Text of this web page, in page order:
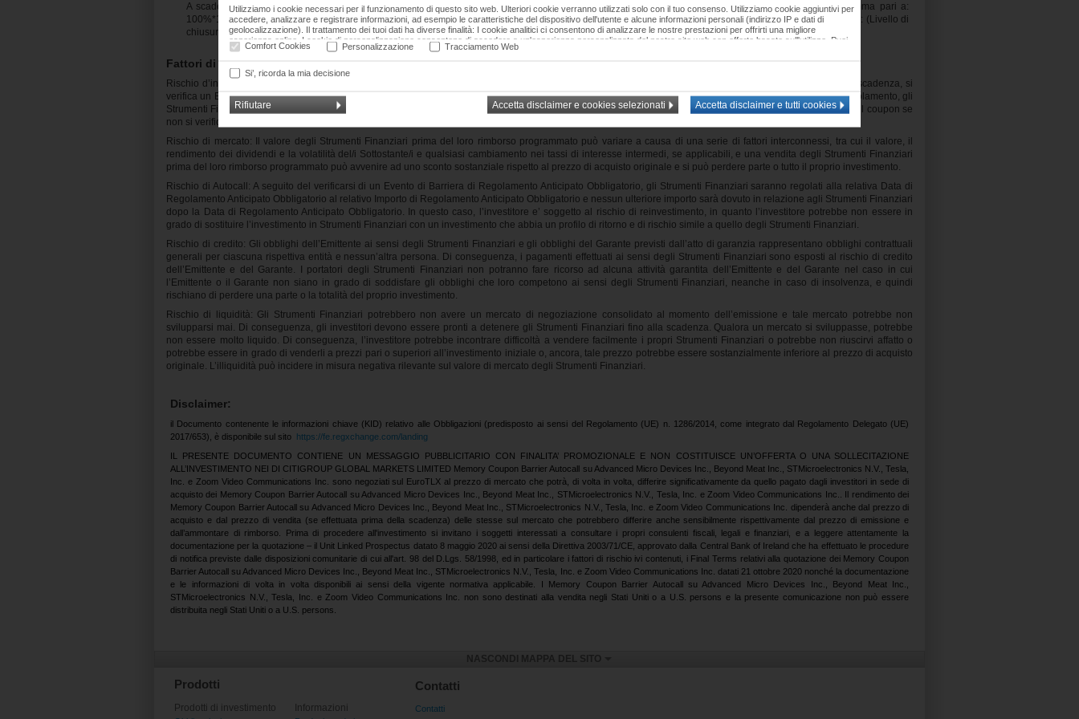
Utilizziamo i cookie necessari per il funzionamento di questo sito web. Ulteriori cookie verranno utilizzati solo con il tuo consenso. Utilizziamo cookie aggiuntivi per
accedere, analizzare e registrare informazioni, ad esempio le caratteristiche del dispositivo dell'utente e alcune informazioni personali (indirizzo IP e dati di
geolocalizzazione). Il trattamento dei tuoi dati ha diverse finalità: I cookie analitici ci consentono di analizzare le nostre prestazioni per offrirti una migliore
esperienza online. I cookie di personalizzazione consentono di accedere a un'esperienza personalizzata del nostro sito web con offerte basate sull'utilizzo. Puoi
liberamente dare, rifiutare o revocare il tuo consenso in qualsiasi momento utilizzando il link in fondo a ogni pagina. È possibile accettare gruppi di cookie o tutti i
nostra informativa sulla privacy.
Comfort Cookies Personalizzazione Tracciamento Web
Si’, ricorda la mia decisione
Rifiutare
A scadenza: se il peggior sottostante è pari o al di sopra della Barriera a Scadenza (pari a 60% del livello iniziale), l’investitore riceverà una somma pari a:
100%*1000 EUR. Altrimenti, se il sottostante è al di sotto della Barriera a Scadenza (pari a 60% del livello iniziale), l’investitore riceverà una somma pari a: (Livello di
chiusura alla data di valutazione finale / Livello Iniziale) * 1000 EUR.
Fattori di rischio
Rischio d’investimento: l’investitore deve essere pronto a sostenere una perdita totale o parziale del prezzo d’acquisto degli Strumenti Finanziari. Se, alla scadenza, si
verifica un Evento Barriera di Regolamento ed il Livello di Riferimento Finale del Sottostante della Performance Finale è inferiore al suo Livello Iniziale di Regolamento, gli
Strumenti Finanziari potrebbero rimborsare inferiormente rispetto al livello di investimento iniziale o addirittura zero. Inoltre, l’investitore potrebbe non ricevere il coupon se
non si verifica un Evento di Barriera del Coupon.
Rischio di mercato: Il valore degli Strumenti Finanziari prima del loro rimborso programmato può variare a causa di una serie di fattori interconnessi, tra cui il valore, il
rendimento dei dividendi e la volatilità del/i Sottostante/i e qualsiasi cambiamento nei tassi di interesse intermedi, se applicabili, e una vendita degli Strumenti Finanziari
prima del loro rimborso programmato può avvenire ad uno sconto sostanziale rispetto al prezzo di acquisto originale e si può perdere parte o tutto il proprio investimento.
Rischio di Autocall: A seguito del verificarsi di un Evento di Barriera di Regolamento Anticipato Obbligatorio, gli Strumenti Finanziari saranno regolati alla relativa Data di
Regolamento Anticipato Obbligatorio al relativo Importo di Regolamento Anticipato Obbligatorio e nessun ulteriore importo sarà dovuto in relazione agli Strumenti Finanziari
dopo la Data di Regolamento Anticipato Obbligatorio. In questo caso, l’investitore e’ soggetto al rischio di reinvestimento, in quanto l’investitore potrebbe non essere in
grado di sostituire l’investimento in Strumenti Finanziari con un investimento che abbia un profilo di ritorno e di rischio simile a quello degli Strumenti Finanziari.
Rischio di credito: Gli obblighi dell’Emittente ai sensi degli Strumenti Finanziari e gli obblighi del Garante previsti dall’atto di garanzia rappresentano obblighi contrattuali
generali per ciascuna rispettiva entità e nessun’altra persona. Di conseguenza, i pagamenti effettuati ai sensi degli Strumenti Finanziari sono esposti al rischio di credito
dell’Emittente e del Garante. I portatori degli Strumenti Finanziari non potranno fare ricorso ad alcuna attività garantita dell’Emittente e del Garante nel caso in cui
l’Emittente o il Garante non siano in grado di soddisfare gli obblighi che loro competono ai sensi degli Strumenti Finanziari, neanche in caso di insolvenza, e quindi
rischiano di perdere una parte o la totalità del proprio investimento.
Rischio di liquidità: Gli Strumenti Finanziari potrebbero non avere un mercato di negoziazione consolidato al momento dell’emissione e tale mercato potrebbe non
svilupparsi mai. Di conseguenza, gli investitori devono essere pronti a detenere gli Strumenti Finanziari fino alla scadenza. Qualora un mercato si sviluppasse, potrebbe
non essere molto liquido. Di conseguenza, l’investitore potrebbe incontrare difficoltà a vendere facilmente i propri Strumenti Finanziari o potrebbe non riuscirvi affatto o
potrebbe essere in grado di venderli a prezzi pari o superiori all’investimento iniziale o, ancora, tale prezzo potrebbe essere sostanzialmente inferiore al prezzo di acquisto
originale. L’illiquidità può incidere in misura negativa rilevante sul valore di mercato degli Strumenti Finanziari.
Disclaimer:
il Documento contenente le informazioni chiave (KID) relativo alle Obbligazioni (predisposto ai sensi del Regolamento (UE) n. 1286/2014, come integrato dal Regolamento Delegato (UE)
2017/653), è disponibile sul sito https://fe.regxchange.com/landing
IL PRESENTE DOCUMENTO CONTIENE UN MESSAGGIO PUBBLICITARIO CON FINALITA’ PROMOZIONALE E NON COSTITUISCE UN’OFFERTA O UNA SOLLECITAZIONE
ALL’INVESTIMENTO NEI DI CITIGROUP GLOBAL MARKETS LIMITED Memory Coupon Barrier Autocall su Advanced Micro Devices Inc., Beyond Meat Inc., STMicroelectronics N.V., Tesla,
Inc. e Zoom Video Communications Inc. sono negoziati sul EuroTLX al prezzo di mercato che potrà, di volta in volta, differire significativamente da quello pagato dagli investitori in sede di
acquisto dei Memory Coupon Barrier Autocall su Advanced Micro Devices Inc., Beyond Meat Inc., STMicroelectronics N.V., Tesla, Inc. e Zoom Video Communications Inc.. Il rendimento dei
Memory Coupon Barrier Autocall su Advanced Micro Devices Inc., Beyond Meat Inc., STMicroelectronics N.V., Tesla, Inc. e Zoom Video Communications Inc. dipenderà anche dal prezzo di
acquisto e dal prezzo di vendita (se effettuata prima della scadenza) delle stesse sul mercato che potrebbero differire anche sensibilmente rispettivamente dal prezzo di emissione e
dall’ammontare di rimborso. Prima di procedere all'investimento si invitano i soggetti interessati a consultare i propri consulenti fiscali, legali e finanziari, e a leggere attentamente la
documentazione per la quotazione – il Unit Linked Prospectus datato 8 maggio 2020 ai sensi della Direttiva 2003/71/CE, approvato dalla Central Bank of Ireland che ha effettuato le procedure
di notifica previste dalle disposizioni comunitarie di cui all'art. 98 del D.Lgs. 58/1998, ed in particolare i fattori di rischio ivi contenuti, i Final Terms relativi alla quotazione dei Memory Coupon
Barrier Autocall su Advanced Micro Devices Inc., Beyond Meat Inc., STMicroelectronics N.V., Tesla, Inc. e Zoom Video Communications Inc. datati 21 ottobre 2020 nonché la documentazione
e le informazioni di volta in volta disponibili ai sensi della vigente normativa applicabile. I Memory Coupon Barrier Autocall su Advanced Micro Devices Inc., Beyond Meat Inc.,
STMicroelectronics N.V., Tesla, Inc. e Zoom Video Communications Inc. non sono destinati alla vendita negli Stati Uniti o a U.S. persons e la presente comunicazione non può essere
distribuita negli Stati Uniti o a U.S. persons.
NASCONDI MAPPA DEL SITO
Prodotti
Prodotti di investimento Informazioni
Contatti
Contatti